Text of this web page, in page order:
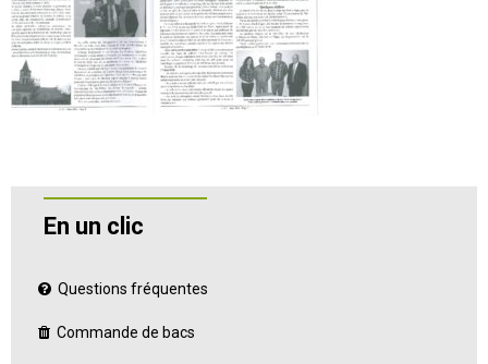
En un clic
Questions fréquentes
Commande de bacs